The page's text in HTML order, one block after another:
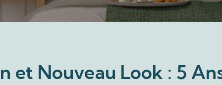
et Nouveau Look : 5